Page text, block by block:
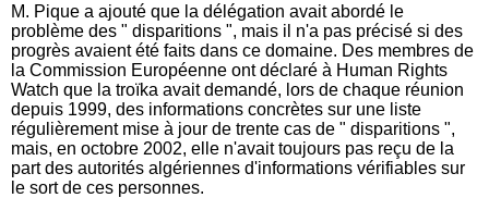
M. Pique a ajouté que la délégation avait abordé le
problème des " disparitions ", mais il n'a pas précisé si des
progrès avaient été faits dans ce domaine. Des membres de
la Commission Européenne ont déclaré à Human Rights
Watch que la troïka avait demandé, lors de chaque réunion
depuis 1999, des informations concrètes sur une liste
régulièrement mise à jour de trente cas de " disparitions ",
mais, en octobre 2002, elle n'avait toujours pas reçu de la
part des autorités algériennes d'informations vérifiables sur
le sort de ces personnes.